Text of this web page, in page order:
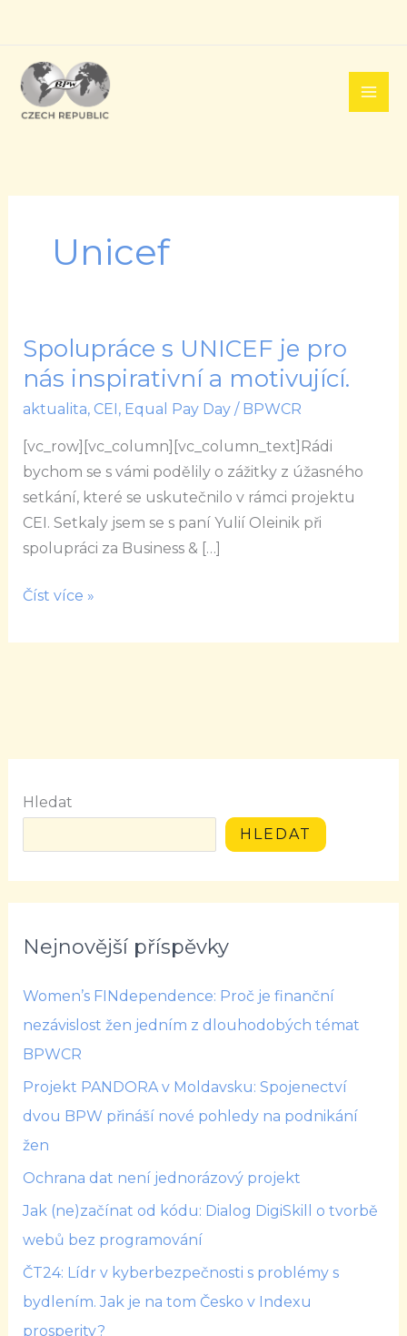
obsah
Unicef
Spolupráce s UNICEF je pro
nás inspirativní a motivující.
aktualita, CEI , Equal Pay Day/ BPWCR
[vc_row][vc_column][vc_column_text]Rádi
bychom se s vámi podělily o zážitky z úžasného
setkání, které se uskutečnilo v rámci projektu
CEI. Setkaly jsem se s paní Yulií Oleinik při
spolupráci za Business & […]
Spolupráce
s
pro
nás
inspirativní
a
motivující.
Číst více »
Hledat
HLEDAT
Nejnovější příspěvky
Women’s FINdependence: Proč je finanční
nezávislost žen jedním z dlouhodobých témat
BPWCR
Projekt PANDORA v Moldavsku: Spojenectví
dvou BPW přináší nové pohledy na podnikání
žen
Ochrana dat není jednorázový projekt
Jak (ne)začínat od kódu: Dialog DigiSkill o tvorbě
webů bez programování
ČT24: Lídr v kyberbezpečnosti s problémy s
bydlením. Jak je na tom Česko v Indexu
prosperity?